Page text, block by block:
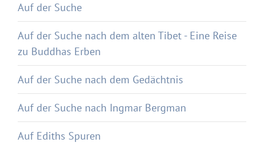
Auf der Suche
Auf der Suche nach dem alten Tibet - Eine Reise
zu Buddhas Erben
Auf der Suche nach dem Gedächtnis
Auf der Suche nach Ingmar Bergman
Auf Ediths Spuren